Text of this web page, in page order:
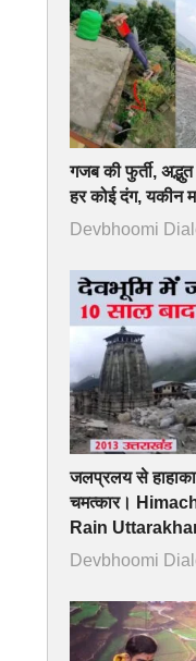
गजब की फुर्ती,
हर कोई दंग, यकीन
Devbhoomi
जलप्रलय से
चमत्कार।
Rain
Devbhoomi